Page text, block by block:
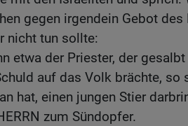
gegen irgendein Gebot
nicht tun sollte:
etwa der Priester, der
auf das Volk brächte, so
hat, einen jungen Stier
zum Sündopfer.